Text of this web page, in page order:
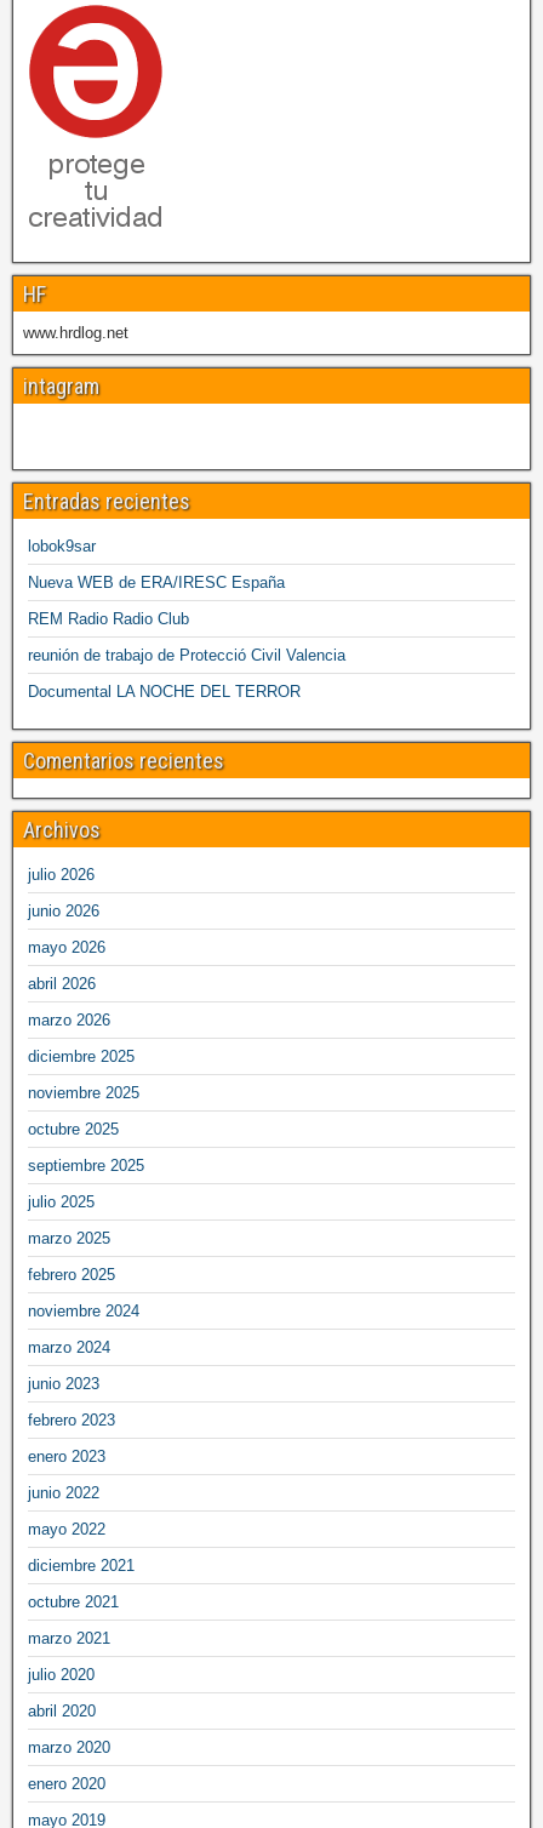
HF
www.hrdlog.net
intagram
Entradas recientes
lobok9sar
Nueva WEB de ERA/IRESC España
REM Radio Radio Club
reunión de trabajo de Protecció Civil Valencia
Documental LA NOCHE DEL TERROR
Comentarios recientes
Archivos
julio 2026
junio 2026
mayo 2026
abril 2026
marzo 2026
diciembre 2025
noviembre 2025
octubre 2025
septiembre 2025
julio 2025
marzo 2025
febrero 2025
noviembre 2024
marzo 2024
junio 2023
febrero 2023
enero 2023
junio 2022
mayo 2022
diciembre 2021
octubre 2021
marzo 2021
julio 2020
abril 2020
marzo 2020
enero 2020
mayo 2019